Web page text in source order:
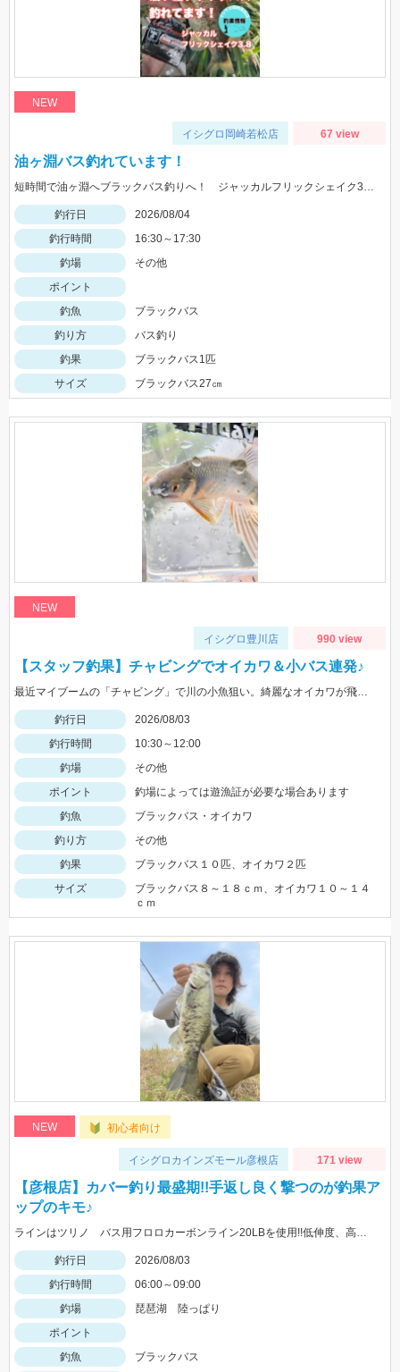
NEW
イシグロ岡崎若松店 67 view
油ヶ淵バス釣れています！
短時間で油ヶ淵へブラックバス釣りへ！ ジャッカルフリックシェイク3.8のノーシンカーワッキーでGET!
釣行日
2026/08/04
釣行時間
16:30～17:30
釣場
その他
ポイント
釣魚
ブラックバス
釣り方
バス釣り
釣果
ブラックバス1匹
サイズ
ブラックバス27㎝
NEW
イシグロ豊川店 990 view
【スタッフ釣果】チャビングでオイカワ＆小バス連発♪
最近マイブームの「チャビング」で川の小魚狙い。綺麗なオイカワが飛び出しました♪途中からはブラックバスの子供がスプーンやスピナーに連続ヒットしてきました。
釣行日
2026/08/03
釣行時間
10:30～12:00
釣場
その他
ポイント
釣場によっては遊漁証が必要な場合あります
釣魚
ブラックバス・オイカワ
釣り方
その他
釣果
ブラックバス１０匹、オイカワ２匹
サイズ
ブラックバス８～１８ｃｍ、オイカワ１０～１４
ｃｍ
NEW 初心者向け
イシグロカインズモール彦根店 171 view
【彦根店】カバー釣り最盛期!!手返し良く撃つのが釣果ア
ップのキモ♪
ラインはツリノ バス用フロロカーボンライン20LBを使用!!低伸度、高強度でカバーの釣りはこれで決まり♪
釣行日
2026/08/03
釣行時間
06:00～09:00
釣場
琵琶湖 陸っぱり
ポイント
釣魚
ブラックバス